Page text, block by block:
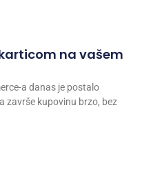
na vašem
a danas je postalo
završe kupovinu brzo, bez